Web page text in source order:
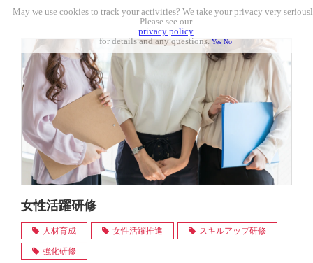
女性活躍研修
人材育成 女性活躍推進 スキルアップ研修
強化研修
May we use cookies to track your activities? We take your privacy very
Please see our
privacy policy
for details and any questions.Yes No